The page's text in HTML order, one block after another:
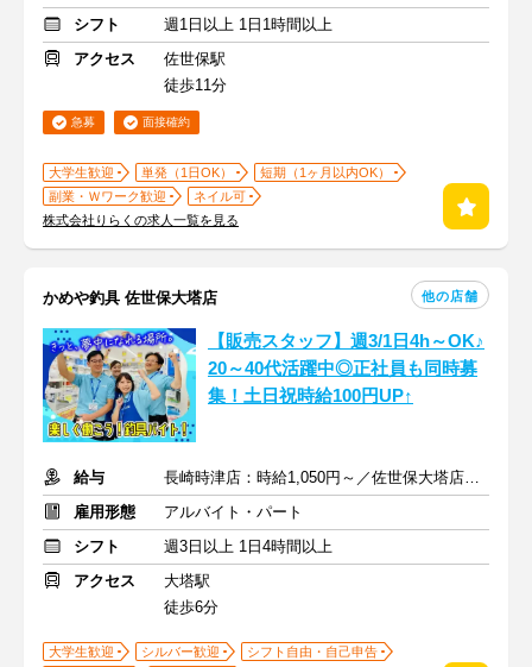
シフト
週1日以上 1日1時間以上
アクセス
佐世保駅
徒歩11分
急募 面接確約
大学生歓迎 単発（1日OK）
短期（1ヶ月以内OK）
副業・Ｗワーク歓迎
ネイル可
株式会社りらくの求人一覧を見る
かめや釣具 佐世保大塔店 他の店舗
【販売スタッフ】週3/1日4h～OK♪
20～40代活躍中◎正社員も同時募
集！土日祝時給100円UP↑
給与
長崎時津店：時給1,050円～／佐世保大塔店：時給1,200円～
雇用形態
アルバイト・パート
シフト
週3日以上 1日4時間以上
アクセス
大塔駅
徒歩6分
大学生歓迎 シルバー歓迎
シフト自由・自己申告